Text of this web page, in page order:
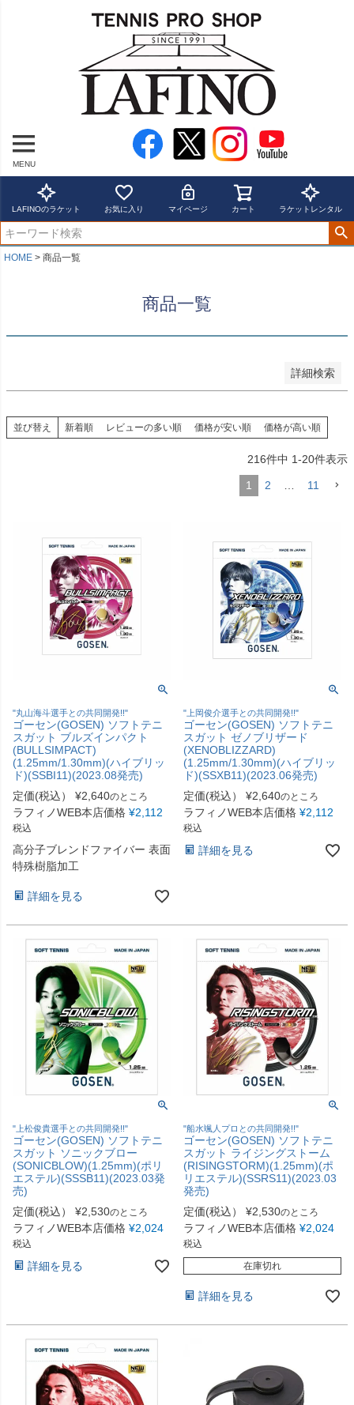
MENU
LAFINOのラケット お気に入り マイページ カート ラケットレンタル
HOME 商品一覧
商品一覧
詳細検索
～
在庫なし商品を表示しない
並び順
新着順
登録順
価格が安い順
価格が高い順
キーワードヒット順
検索
並び替え 新着順 レビューの多い順 価格が安い順 価格が高い順
216件中 1-20件表示
1 2 … 11
"丸山海斗選手との共同開発!!"
ゴーセン(GOSEN) ソフトテニ
スガット ブルズインパクト
(BULLSIMPACT)
(1.25mm/1.30mm)(ハイブリッ
ド)(SSBI11)(2023.08発売)
定価(税込）
¥2,640のところ
ラフィノWEB本店価格 ¥2,112
税込
高分子ブレンドファイバー 表面
特殊樹脂加工
詳細を見る
"上岡俊介選手との共同開発!!"
ゴーセン(GOSEN) ソフトテニ
スガット ゼノブリザード
(XENOBLIZZARD)
(1.25mm/1.30mm)(ハイブリッ
ド)(SSXB11)(2023.06発売)
定価(税込）
¥2,640のところ
ラフィノWEB本店価格 ¥2,112
税込
詳細を見る
"上松俊貴選手との共同開発!!"
ゴーセン(GOSEN) ソフトテニ
スガット ソニックブロー
(SONICBLOW)(1.25mm)(ポリ
エステル)(SSSB11)(2023.03発
売)
定価(税込）
¥2,530のところ
ラフィノWEB本店価格 ¥2,024
税込
詳細を見る
"船水颯人プロとの共同開発!!"
ゴーセン(GOSEN) ソフトテニ
スガット ライジングストーム
(RISINGSTORM)(1.25mm)(ポ
リエステル)(SSRS11)(2023.03
発売)
定価(税込）
¥2,530のところ
ラフィノWEB本店価格 ¥2,024
税込
在庫切れ
詳細を見る